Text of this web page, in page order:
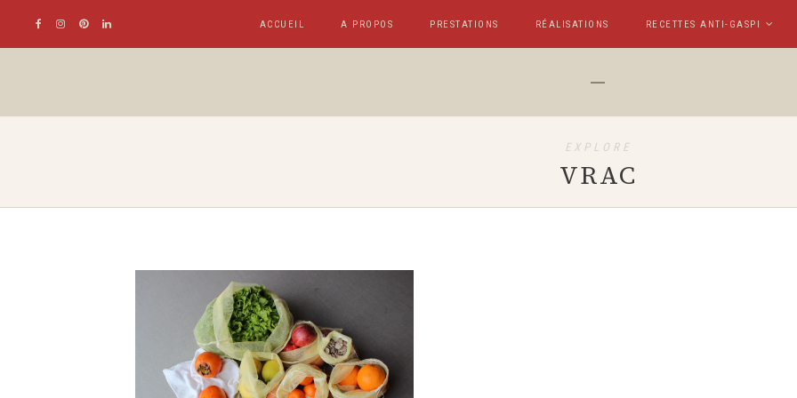
ACCUEIL A PROPOS PRESTATIONS RÉALISATIONS RECETTES ANTI-GASPI
EXPLORE
VRAC